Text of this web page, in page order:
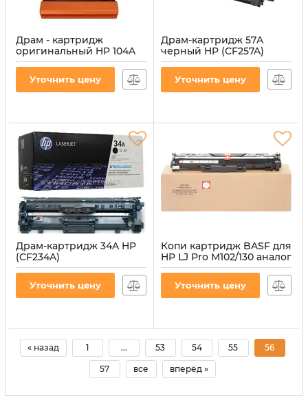
Драм - картридж
оригинальный HP 104A
(W1104A)
Артикул:
Уточнить цену
Драм-картридж 57A
черный HP (CF257A)
Артикул:DRUM-HP-CF257A
Уточнить цену
Драм-картридж 34A HP
(CF234A)
Артикул:DRUM-HP-CF234A
Уточнить цену
Копи картридж BASF для
HP LJ Pro M102/130 аналог
CF219A (BASF-DR-CF219A)
Артикул:
Уточнить цену
« назад 1 ... 53 54 55 56
57 все вперёд »